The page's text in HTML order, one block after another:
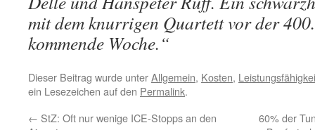
mit dem knurrigen Quartett vor der
kommende Woche.“
Dieser Beitrag wurde unterAllgemein, Kosten,
ein Lesezeichen auf den Permalink.
← StZ: Oft nur wenige ICE-Stopps an den
60% der